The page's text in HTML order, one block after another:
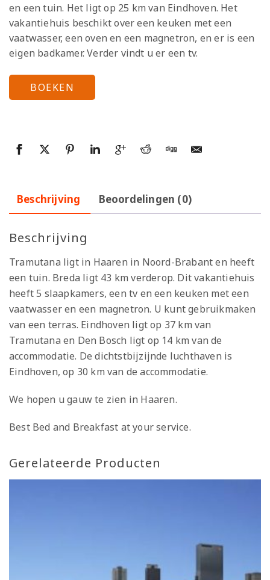
en een tuin. Het ligt op 25 km van Eindhoven. Het
vakantiehuis beschikt over een keuken met een
vaatwasser, een oven en een magnetron, en er is een
eigen badkamer. Verder vindt u er een tv.
BOEKEN
Beschrijving Beoordelingen (0)
Beschrijving
Tramutana ligt in Haaren in Noord-Brabant en heeft
een tuin. Breda ligt 43 km verderop. Dit vakantiehuis
heeft 5 slaapkamers, een tv en een keuken met een
vaatwasser en een magnetron. U kunt gebruikmaken
van een terras. Eindhoven ligt op 37 km van
Tramutana en Den Bosch ligt op 14 km van de
accommodatie. De dichtstbijzijnde luchthaven is
Eindhoven, op 30 km van de accommodatie.
We hopen u gauw te zien in Haaren.
Best Bed and Breakfast at your service.
Gerelateerde Producten